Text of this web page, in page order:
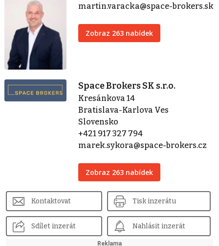
martin.varacka@space-brokers.sk
Zobraz 263 nabídek
Space Brokers SK s.r.o.
Kresánkova 14
Bratislava-Karlova Ves
Slovensko
+421 917 327 794
marek.sykora@space-brokers.cz
Zobraz 263 nabídek
Kontaktovat Tisk inzerátu
Sdílet inzerát Nahlásit inzerát